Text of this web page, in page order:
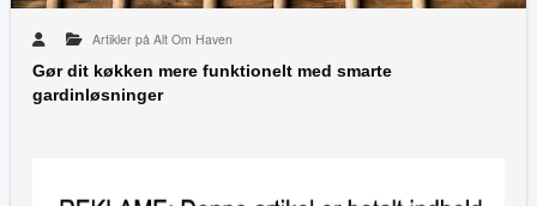
Artikler på Alt Om Haven
Gør dit køkken mere funktionelt med smarte
gardinløsninger